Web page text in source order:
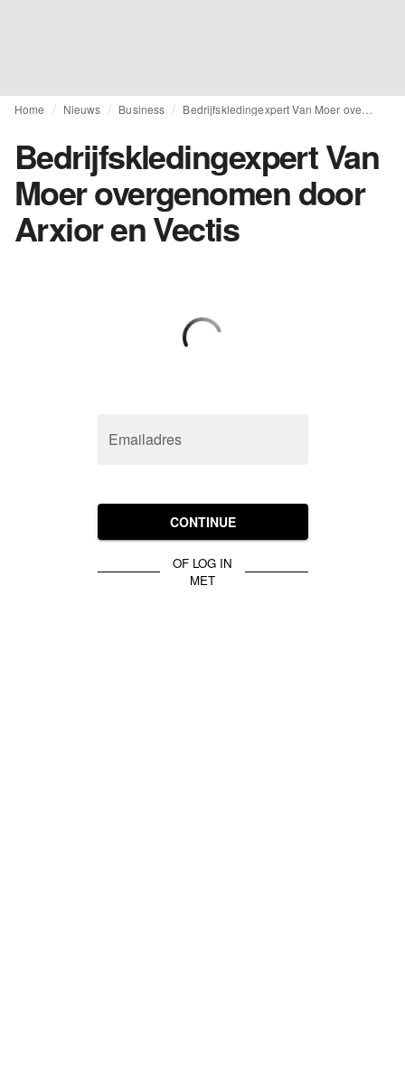
Home Nieuws Business
Bedrijfskledingexpert Van
Moer overgenomen door
Arxior en Vectis
Emailadres
CONTINUE
OF LOG IN
MET